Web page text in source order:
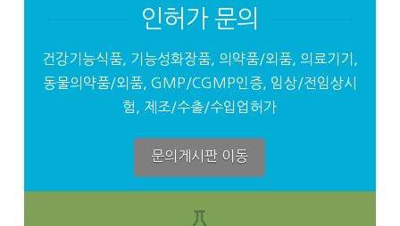
인허가 문의
건강기능식품, 기능성화장품, 의약품/외품, 의료기기,
동물의약품/외품, GMP/CGMP인증, 임상/전임상시
험, 제조/수출/수입업허가
문의게시판 이동